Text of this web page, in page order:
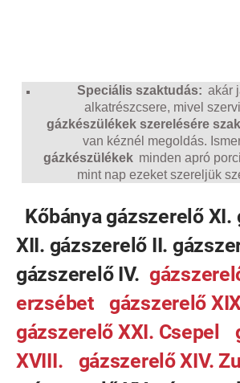
Speciális szaktudás: akár
alkatrészcsere, mivel
gázkészülékek szerelésére
van kéznél megoldás.
gázkészülékek minden apró
mint nap ezeket szereljük
Kőbánya gázszerelő XI.
XII. gázszerelő II.
gázszerelő IV.
erzsébet
gázszerelő
gázszerelő XXI. Csepel
XVIII.
gázszerelő XIV.